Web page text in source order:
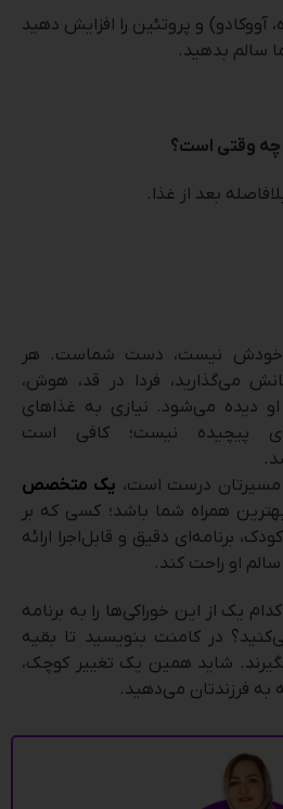
آووکادو) و پروتئین را افزایش دهید
سالم بدهید.
چه وقتی است؟
بعد از غذا.
نیست، دست شماست. هر
می‌گذارید، فردا در قد، هوش،
دیده می‌شود. نیازی به غذاهای
پیچیده نیست؛ کافی است
مسیرتان درست است، یک متخصص
همراه شما باشد؛ کسی که بر
برنامه‌ای دقیق و قابل‌اجرا ارائه
او راحت کند.
یک از این خوراکی‌ها را به برنامه
در کامنت بنویسید تا بقیه
شاید همین یک تغییر کوچک،
به فرزندتان می‌دهید.